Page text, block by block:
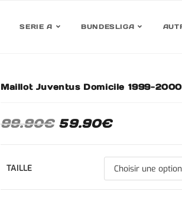
SERIE A BUNDESLIGA
Maillot Juventus Domicile 1999-
99.90€ 59.90€
TAILLE